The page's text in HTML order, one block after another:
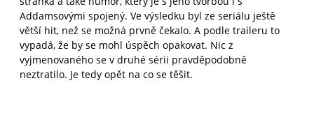
Addamsovými spojený. Ve výsledku byl ze seriálu ještě
větší hit, než se možná prvně čekalo. A podle traileru to
vypadá, že by se mohl úspěch opakovat. Nic z
vyjmenovaného se v druhé sérii pravděpodobně
neztratilo. Je tedy opět na co se těšit.